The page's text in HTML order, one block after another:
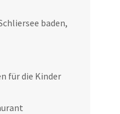
baden,
für die Kinder